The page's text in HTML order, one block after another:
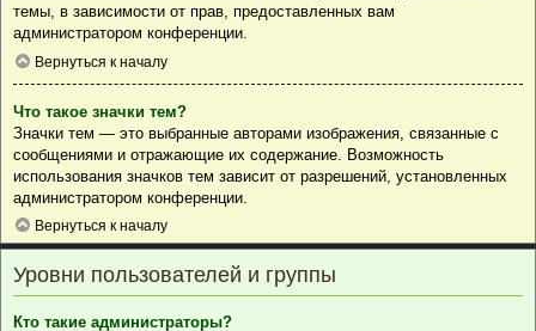
темы, в зависимости от прав, предоставленных вам
администратором конференции.
Вернуться к началу
Что такое значки тем?
Значки тем — это выбранные авторами изображения, связанные с
сообщениями и отражающие их содержание. Возможность
использования значков тем зависит от разрешений, установленных
администратором конференции.
Вернуться к началу
Уровни пользователей и группы
Кто такие администраторы?